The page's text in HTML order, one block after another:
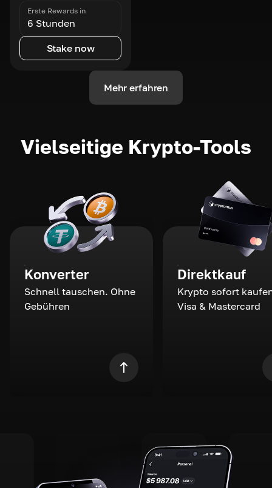
Erste Rewards in
6 Stunden
Stake now
Mehr erfahren
Vielseitige Krypto-Tools
Konverter
Schnell tauschen. Ohne
Gebühren
Direktkauf
Krypto sofort
Visa & Mastercard